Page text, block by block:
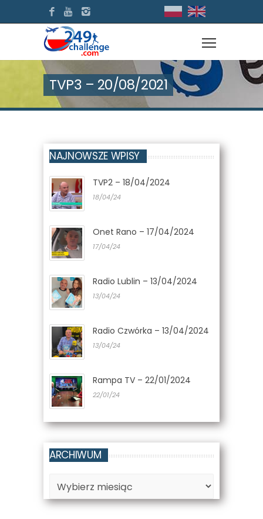
TVP3 – 20/08/2021
NAJNOWSZE WPISY
TVP2 – 18/04/2024
18/04/24
Onet Rano – 17/04/2024
17/04/24
Radio Lublin – 13/04/2024
13/04/24
Radio Czwórka – 13/04/2024
13/04/24
Rampa TV – 22/01/2024
22/01/24
ARCHIWUM
Archiwum